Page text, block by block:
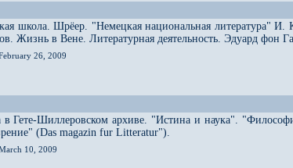
школа. Шрёер. "Немецкая национальная литература" И.
Жизнь в Вене. Литературная деятельность. Эдуард фон
26, 2009
Гете-Шиллеровском архиве. "Истина и наука".
(Das magazin fur Litteratur").
10, 2009